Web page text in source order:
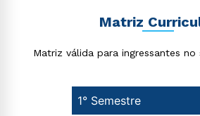
Matriz
Matriz válida para ingressantes no
1° Semestre